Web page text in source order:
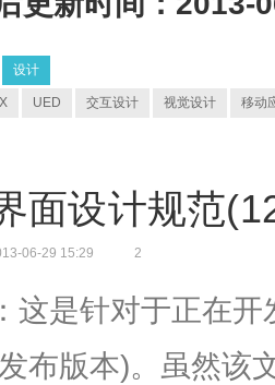
设计
UED 交互设计 视觉设计 移动
面设计规范
06-29 15:29 2
：这是针对于正在
布版本)。虽然该